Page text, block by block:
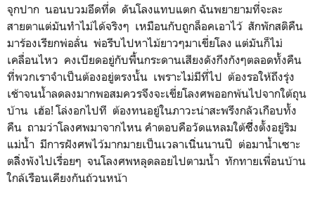
จุกปาก นอนบวมอึดทึ่ด ดันโลงแทบแตก ฉันพยายามที่จะละ
สายตาแต่มันทำไม่ได้จริงๆ เหมือนกับถูกล็อคเอาไว้ สักพักสติคืน
มาร้องเรียกพ่อลั่น พ่อรีบไปหาไม้ยาวๆมาเขี่ยโลง แต่มันก็ไม่
เคลื่อนไหว คงเบียดอยู่กับพื้นกระดานเสียงดังกึงกังๆตลอดทั้งคืน
ที่พวกเราจำเป็นต้องอยู่ตรงนั้น เพราะไม่มีที่ไป ต้องรอให้ถึงรุ่ง
เช้าจนน้ำลดลงมากพอสมควรจึงจะเขี่ยโลงศพออกพ้นไปจากใต้ถุน
บ้าน เฮ้อ! โล่งอกไปที ต้องทนอยู่ในภาวะน่าสะพรึงกลัวเกือบทั้ง
คืน ถามว่าโลงศพมาจากไหน คำตอบคือวัดแหลมใต้ซึ่ีงตั้งอยู่ริม
แม่น้ำ มีการฝังศพไว้มากมายเป็นเวลาเนิ่ินนานปี ต่อมาน้ำเซาะ
ตลิิ่งพังไปเรื่อยๆ จนโลงศพหลุดลอยไปตามน้ำ ทักทายเพื่อนบ้าน
ใกล้เรือนเคียงกันถ้วนหน้า